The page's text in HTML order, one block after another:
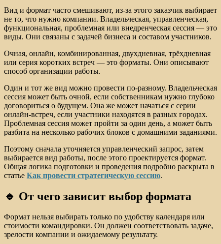
Вид и формат часто смешивают, из-за этого заказчик выбирает
не то, что нужно компании. Владельческая, управленческая,
функциональная, проблемная или внедренческая сессия — это
виды. Они связаны с задачей бизнеса и составом участников.
Очная, онлайн, комбинированная, двухдневная, трёхдневная
или серия коротких встреч — это форматы. Они описывают
способ организации работы.
Один и тот же вид можно провести по-разному. Владельческая
сессия может быть очной, если собственникам нужно глубоко
договориться о будущем. Она же может начаться с серии
онлайн-встреч, если участники находятся в разных городах.
Проблемная сессия может пройти за один день, а может быть
разбита на несколько рабочих блоков с домашними заданиями.
Поэтому сначала уточняется управленческий запрос, затем
выбирается вид работы, после этого проектируется формат.
Общая логика подготовки и проведения подробно раскрыта в
статье Как провести стратегическую сессию.
🔹 От чего зависит выбор формата
Формат нельзя выбирать только по удобству календаря или
стоимости командировки. Он должен соответствовать задаче,
зрелости компании и ожидаемому результату.